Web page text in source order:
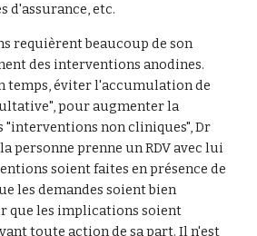
d'assurance, etc.
requièrent beaucoup de son
des interventions anodines.
temps, éviter l'accumulation de
pour augmenter la
"interventions non cliniques", Dr
personne prenne un RDV avec lui
soient faites en présence de
les demandes soient bien
que les implications soient
toute action de sa part. Il n'est